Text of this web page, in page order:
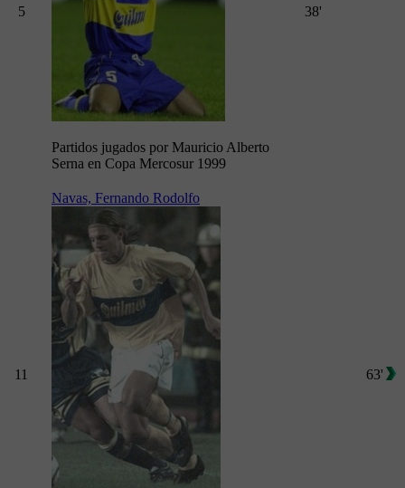
5
Partidos jugados por Mauricio Alberto
Serna en Copa Mercosur 1999
38'
11
Navas, Fernando Rodolfo
63'